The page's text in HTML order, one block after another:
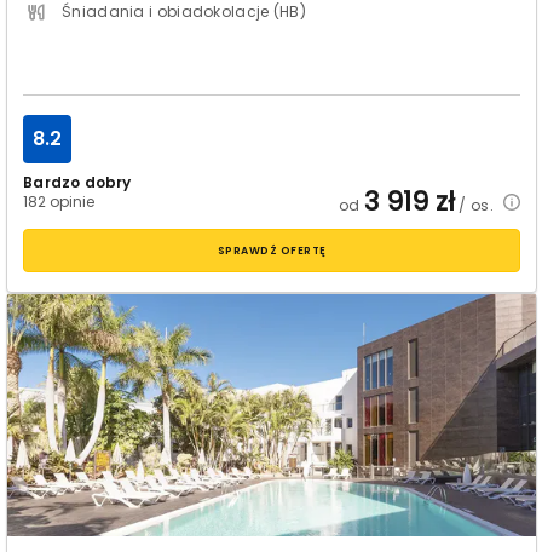
Śniadania i obiadokolacje (HB)
Bardzo dobry
182 opinie
8.2
od 3 919 zł/ os.
SPRAWDŹ OFERTĘ